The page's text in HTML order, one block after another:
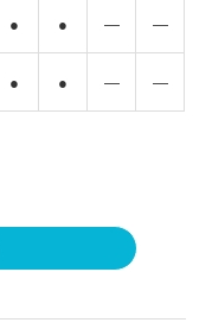
● ● ― ―
● ● ― ―